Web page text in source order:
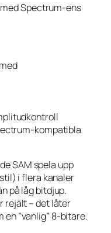
Spectrum-ens
med
kompatibla
SAM spela upp
i flera kanaler
på låg bitdjup.
rejält – det låter
en ”vanlig” 8-bitare.